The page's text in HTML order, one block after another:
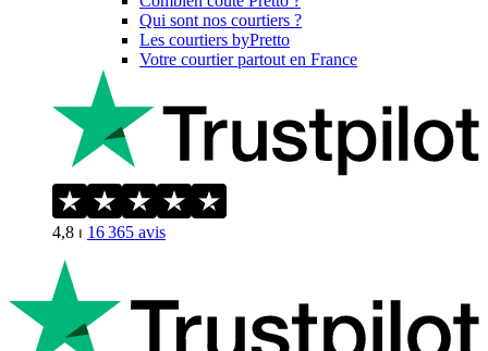
Qui sont nos courtiers ?
Les courtiers byPretto
Votre courtier partout en France
4,8 ⏐ 16 365 avis